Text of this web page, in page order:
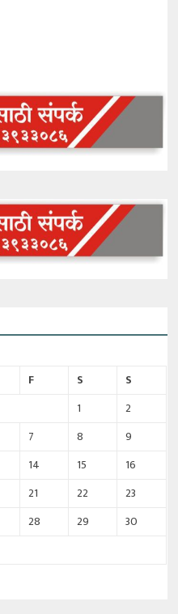
F S
S
1
2
7 8
9
14 15
16
21 22
23
28 29
30